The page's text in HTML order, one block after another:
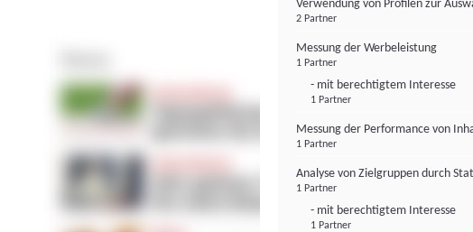
Verwendung von Profilen zur
2 Partner
Messung der Werbeleistung
1 Partner
- mit berechtigtem Interesse
1 Partner
Messung der Performance von
1 Partner
Analyse von Zielgruppen durch
1 Partner
- mit berechtigtem Interesse
1 Partner